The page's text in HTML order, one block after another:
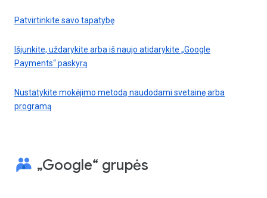
Patvirtinkite savo tapatybę
Išjunkite, uždarykite arba iš naujo atidarykite „Google
Payments“ paskyrą
Nustatykite mokėjimo metodą naudodami svetainę arba
programą
„Google“ grupės